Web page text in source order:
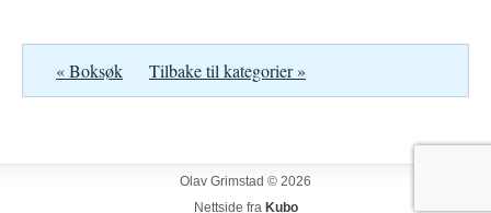
« Boksøk Tilbake til kategorier »
Olav Grimstad © 2026
Nettside fra Kubo